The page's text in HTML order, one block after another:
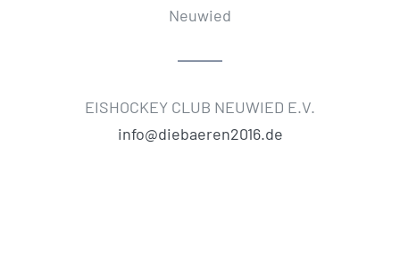
Neuwied
EISHOCKEY CLUB NEUWIED E.V.
info@diebaeren2016.de